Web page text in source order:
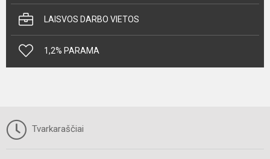
LAISVOS DARBO VIETOS
1,2% PARAMA
Tvarkaraščiai